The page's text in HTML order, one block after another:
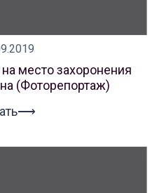
место захоронения
(Фоторепортаж)